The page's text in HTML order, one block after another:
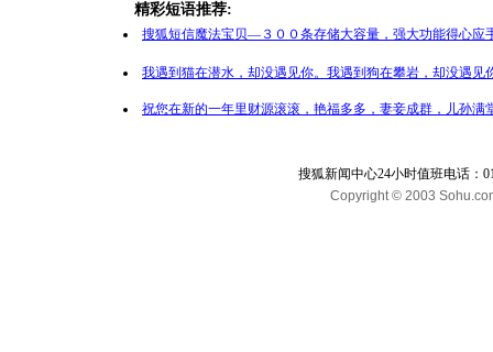
精彩短语推荐:
搜狐短信魔法宝贝—３００条存储大容量，强大功能得心应
我遇到猫在潜水，却没遇见你。我遇到狗在攀岩，却没遇
祝您在新的一年里财源滚滚，艳福多多，妻妾成群，儿孙
搜狐新闻中心24小时值班电话：
Copyright © 2003